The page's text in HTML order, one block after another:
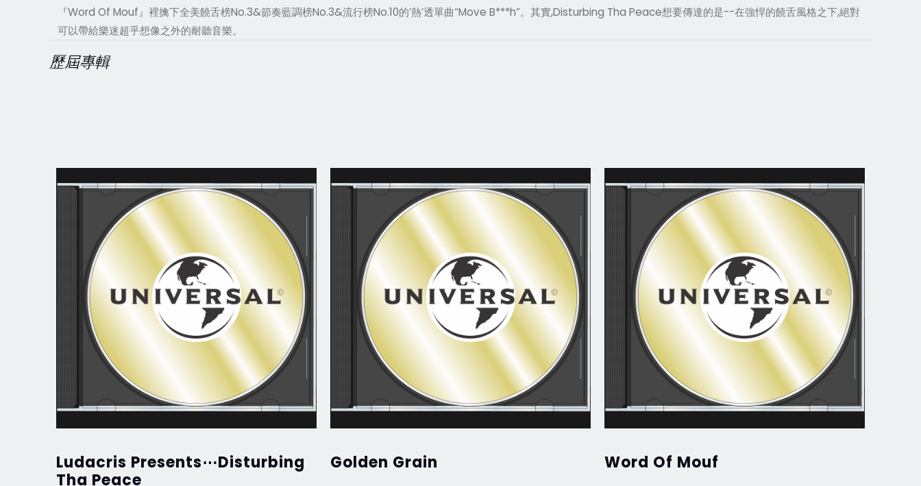
『Word Of Mouf』裡擒下全美饒舌榜No.3&節奏藍調榜No.3&流行榜No.10的‘熱’透單曲“Move B***h”。其實,Disturbing Tha Peace想要傳達的是--在強悍的饒舌風格之下,絕對
可以帶給樂迷超乎想像之外的耐聽音樂。
歷屆專輯
Ludacris Presents⋯Disturbing
Tha Peace
Golden Grain Word Of Mouf